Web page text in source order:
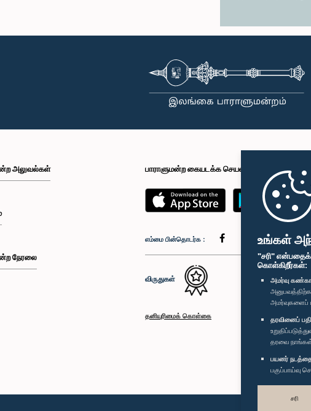
உங்கள்
"சரி"
கொள்கிறீர்கள்:
அமர்வு
அமர்வுகளைப்
தரவினைப்
தரவை
பயனர் நடத்தை
பகுப்பாய்வு
சரி
அலுவல்கள்
நேரலை
பாராளுமன்ற கையடக்க செயலி
எம்மை பின்தொடர்க :
விருதுகள்
தனியுரிமைக் கொள்கை